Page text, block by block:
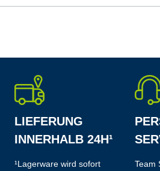
LIEFERUNG
INNERHALB 24H¹
¹Lagerware wird sofort
Team